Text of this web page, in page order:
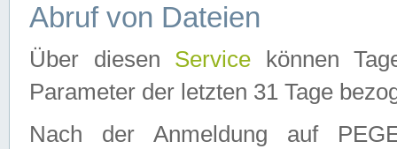
Abruf von Dateien
Über diesen Service können
Parameter der letzten 31 Tage
Nach der Anmeldung auf